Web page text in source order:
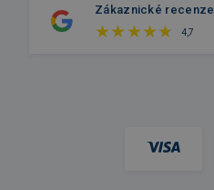
Zákaznické recenze
4,7